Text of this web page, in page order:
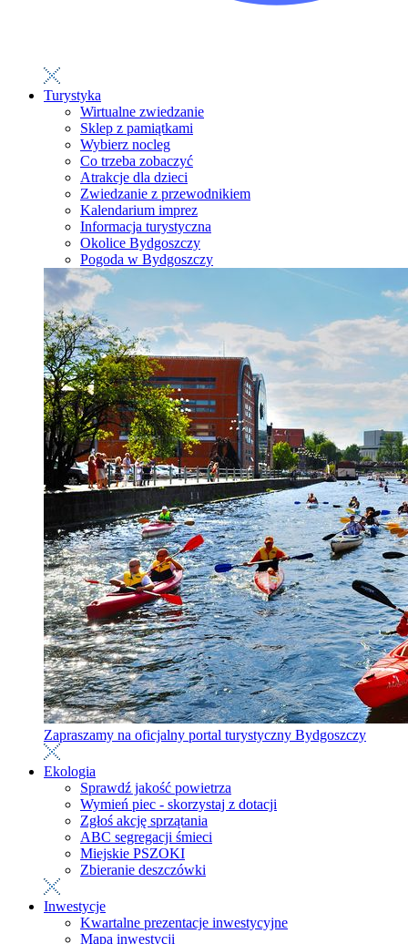
Turystyka
Wirtualne zwiedzanie
Sklep z pamiątkami
Wybierz nocleg
Co trzeba zobaczyć
Atrakcje dla dzieci
Zwiedzanie z przewodnikiem
Kalendarium imprez
Informacja turystyczna
Okolice Bydgoszczy
Pogoda w Bydgoszczy
Zapraszamy na oficjalny portal turystyczny Bydgoszczy
Ekologia
Sprawdź jakość powietrza
Wymień piec - skorzystaj z dotacji
Zgłoś akcję sprzątania
ABC segregacji śmieci
Miejskie PSZOKI
Zbieranie deszczówki
Inwestycje
Kwartalne prezentacje inwestycyjne
Mapa inwestycji